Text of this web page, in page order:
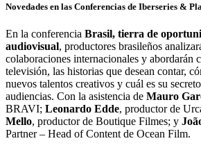
Novedades en las Conferencias de Iberseries &
En la conferencia Brasil, tierra de
audiovisual, productores brasileños
colaboraciones internacionales y abordarán
televisión, las historias que desean contar,
nuevos talentos creativos y cuál es su
audiencias. Con la asistencia de Mauro
BRAVI; Leonardo Edde, productor de
Mello, productor de Boutique Filmes; y
Partner – Head of Content de Ocean Film.